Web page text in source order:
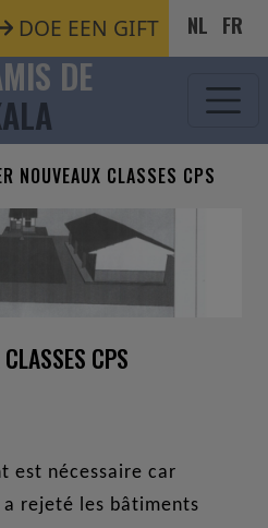
DOE EEN GIFT NL FR
DE
NOUVEAUX CLASSES CPS
CPS
est nécessaire car
rejeté les bâtiments